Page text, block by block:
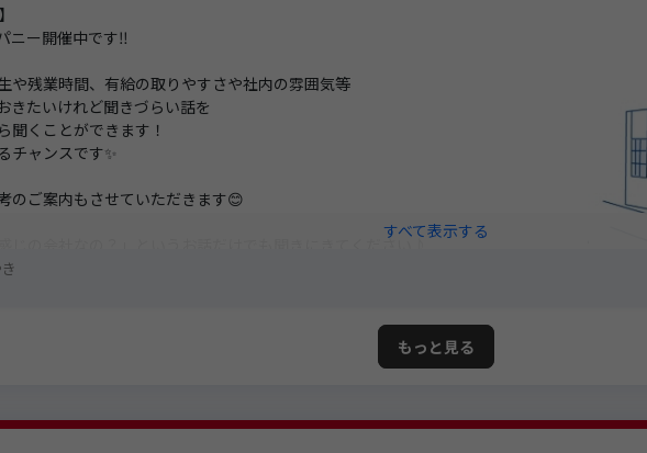
ニー開催中です‼️
や残業時間、有給の取りやすさや社内の雰囲気等
きたいけれど聞きづらい話を
聞くことができます！
チャンスです✨
のご案内もさせていただきます😊
じの会社なの？」というお話だけでも聞きにきてください♪
もっと見る